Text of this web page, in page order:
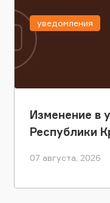
Изменение в
Республики
07 августа, 2026
уведомления